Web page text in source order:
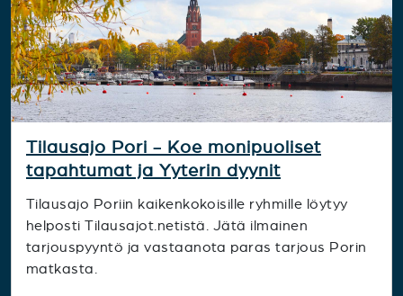
Tilausajo Pori - Koe monipuoliset
tapahtumat ja Yyterin dyynit
Tilausajo Poriin kaikenkokoisille ryhmille löytyy
helposti Tilausajot.netistä. Jätä ilmainen
tarjouspyyntö ja vastaanota paras tarjous Porin
matkasta.